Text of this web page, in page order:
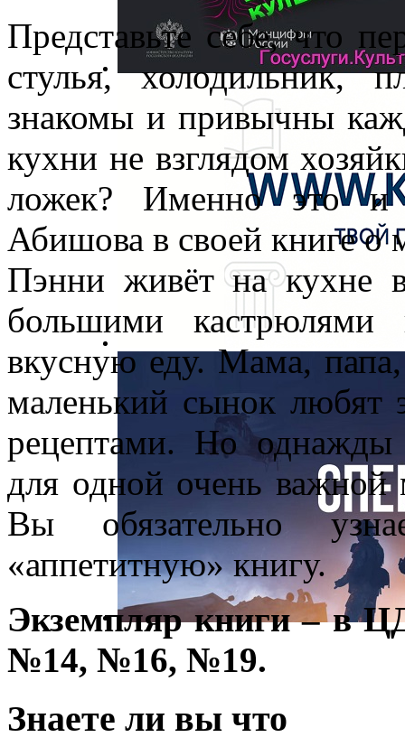
Представьте себе, что
стулья, холодильник,
знакомы и привычны
кухни не взглядом
ложек? Именно это и
Абишова в своей книге о
Пэнни живёт на кухне
большими кастрюлями
вкусную еду. Мама,
маленький сынок любят
рецептами. Но
для одной очень важной
Вы обязательно
«аппетитную» книгу.
Экземпляр книги – в
№14, №16, №19.
Знаете ли вы что